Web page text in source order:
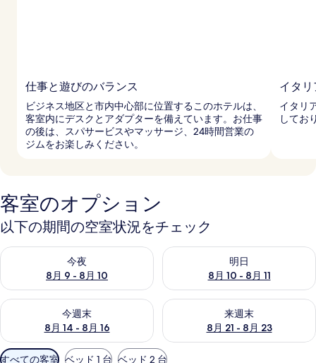
仕事と遊びのバランス
ビジネス地区と市内中心部に位置するこのホテルは、
客室内にデスクとアダプターを備えています。お仕事
の後は、スパサービスやマッサージ、24時間営業の
ジムをお楽しみください。
イタ
イタリ
してお
客室のオプション
以下の期間の空室状況をチェック
今夜
8月 9 - 8月 10
今夜 8月 9 - 8月 10 の空室状況をチェック
明日
8月 10 - 8月 11
明日 8月 10 - 8月 11 の空室状
今週末
8月 14 - 8月 16
今週末 8月 14 - 8月 16 の空室状況をチェック
来週末
8月 21 - 8月 23
来週末 8月 21 - 8月 23 の空室
利
すべての客室 ベッド 1 台 ベッド 2 台